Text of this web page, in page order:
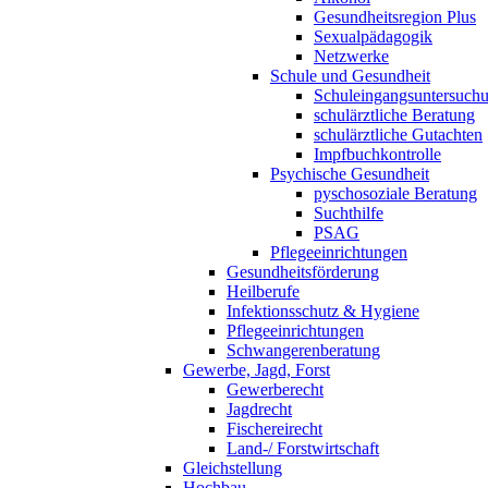
Gesundheitsregion Plus
Sexualpädagogik
Netzwerke
Schule und Gesundheit
schulärztliche Beratung
schulärztliche Gutachten
Impfbuchkontrolle
Psychische Gesundheit
pyschosoziale Beratung
Suchthilfe
PSAG
Pflegeeinrichtungen
Gesundheitsförderung
Heilberufe
Infektionsschutz & Hygiene
Pflegeeinrichtungen
Schwangerenberatung
Gewerbe, Jagd, Forst
Gewerberecht
Jagdrecht
Fischereirecht
Land-/ Forstwirtschaft
Gleichstellung